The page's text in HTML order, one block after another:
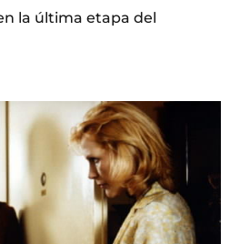
la última etapa del